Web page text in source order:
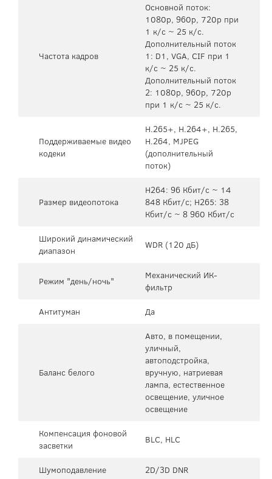
Частота кадров
Основной поток:
1080p, 960p, 720p при
1 к/с ~ 25 к/с.
Дополнительный поток
1: D1, VGA, CIF при 1
к/с ~ 25 к/с.
Дополнительный поток
2: 1080p, 960p, 720p
при 1 к/с ~ 25 к/с.
Поддерживаемые видео
кодеки
H.265+, H.264+, H.265,
H.264, MJPEG
(дополнительный
поток)
Размер видеопотока
H264: 96 Кбит/с ~ 14
848 Кбит/с; H265: 38
Кбит/с ~ 8 960 Кбит/с
Широкий динамический
диапазон
WDR (120 дБ)
Режим "день/ночь"
Механический ИК-
фильтр
Антитуман
Да
Баланс белого
Авто, в помещении,
уличный,
автоподстройка,
вручную, натриевая
лампа, естественное
освещение, уличное
освещение
Компенсация фоновой
засветки
BLC, HLC
Шумоподавление 2D/3D DNR